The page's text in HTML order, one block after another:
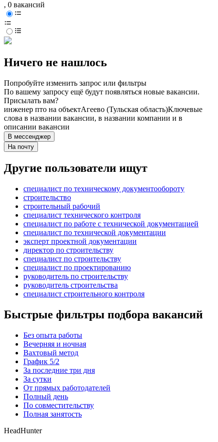
, 0 вакансий
Ничего не нашлось
Попробуйте изменить запрос или фильтры
По вашему запросу ещё будут появляться новые вакансии.
Присылать вам?
инженер пто на объектАгеево (Тульская область)Ключевые
слова в названии вакансии, в названии компании и в
описании вакансии
В мессенджер
На почту
Другие пользователи ищут
специалист по техническому документообороту
строительство
строительный рабочий
специалист технического контроля
специалист по работе с технической документацией
специалист по технической документации
эксперт проектной документации
директор по строительству
специалист по строительству
специалист по проектированию
руководитель по строительству
руководитель строительства
специалист строительного контроля
Быстрые фильтры подбора вакансий
Без опыта работы
Вечерняя и ночная
Вахтовый метод
График 5/2
За последние три дня
За сутки
От прямых работодателей
Полный день
По совместительству
Полная занятость
HeadHunter